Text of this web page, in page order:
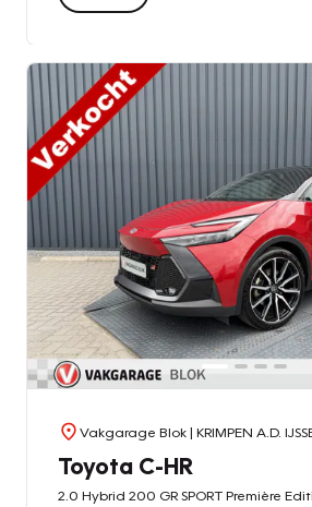
Vakgarage Blok| KRIMPEN A.D.
Toyota C-HR